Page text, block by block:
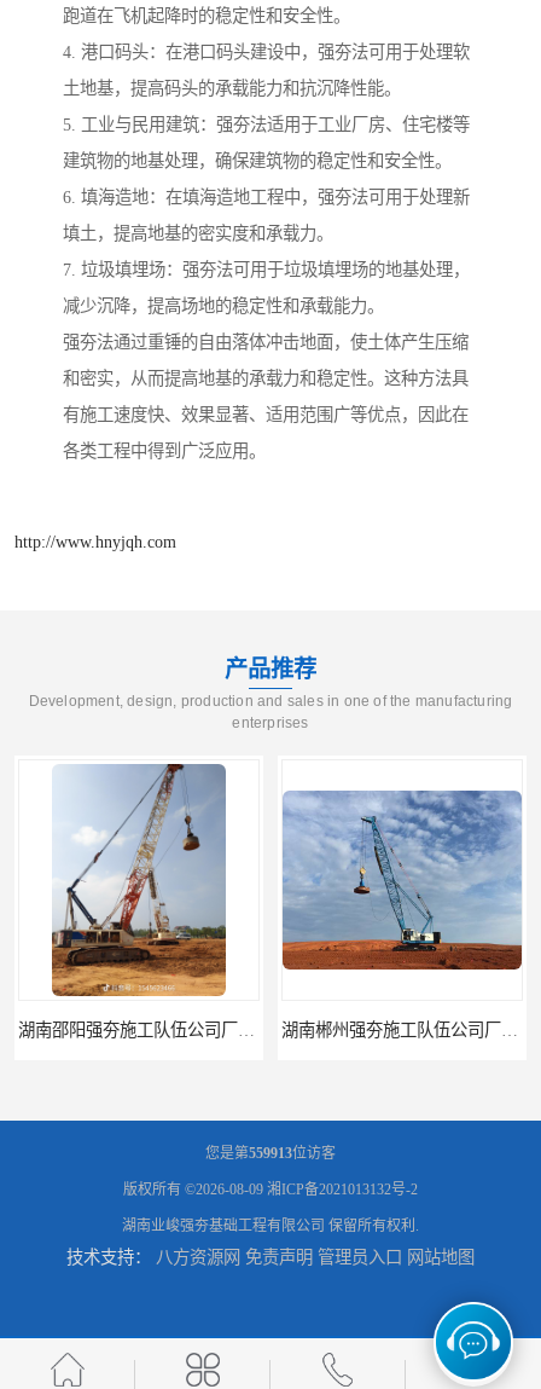
跑道在飞机起降时的稳定性和安全性。
4. 港口码头：在港口码头建设中，强夯法可用于处理软
土地基，提高码头的承载能力和抗沉降性能。
5. 工业与民用建筑：强夯法适用于工业厂房、住宅楼等
建筑物的地基处理，确保建筑物的稳定性和安全性。
6. 填海造地：在填海造地工程中，强夯法可用于处理新
填土，提高地基的密实度和承载力。
7. 垃圾填埋场：强夯法可用于垃圾填埋场的地基处理，
减少沉降，提高场地的稳定性和承载能力。
强夯法通过重锤的自由落体冲击地面，使土体产生压缩
和密实，从而提高地基的承载力和稳定性。这种方法具
有施工速度快、效果显著、适用范围广等优点，因此在
各类工程中得到广泛应用。
http://www.hnyjqh.com
产品推荐
Development, design, production and sales in one of the manufacturing
enterprises
长沙强夯施工队伍公司厂房地基强夯 江西赣州强夯施工队伍公司
您是第559913位访客
版权所有 ©2026-08-09 湘ICP备2021013132号-2
湖南业峻强夯基础工程有限公司 保留所有权利.
技术支持： 八方资源网 免责声明 管理员入口 网站地图